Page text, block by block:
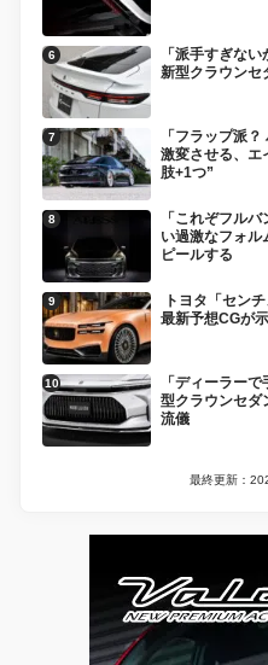
「派手すぎな
新型クラウンセ
「フラップ派
激変させる、エ
肢+1つ”
「これぞフル
い過激なフォル
ピールする
トヨタ「セン
最新予想CGが
「ディーラー
型クラウンセダ
流儀
最終更新：